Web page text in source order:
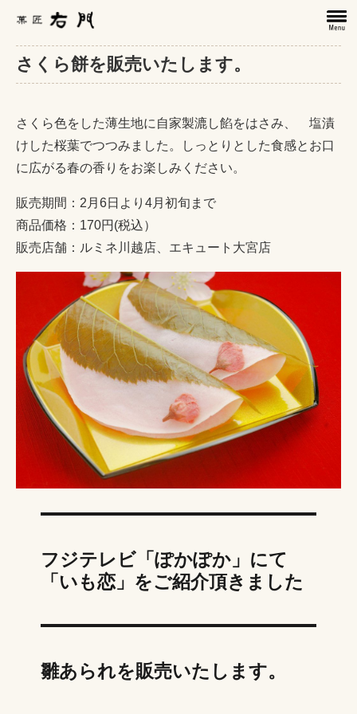
さくら餅を販売いたします。
さくら色をした薄生地に自家製漉し餡をはさみ、 塩漬
けした桜葉でつつみました。しっとりとした食感とお口
に広がる春の香りをお楽しみください。
販売期間：2月6日より4月初旬まで
商品価格：170円(税込）
販売店舗：ルミネ川越店、エキュート大宮店
フジテレビ「ぽかぽか」にて
「いも恋」をご紹介頂きました
雛あられを販売いたします。